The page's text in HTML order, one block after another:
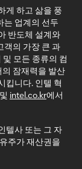
게 하고 삶을 풍
는 업계의 선두
반도체 설계와
객의 가장 큰 과
모든 종류의 컴
잠재력을 발산
킵니다. 인텔 혁
intel.co.kr에서
텔사 또는 그 자
주가 재산권을